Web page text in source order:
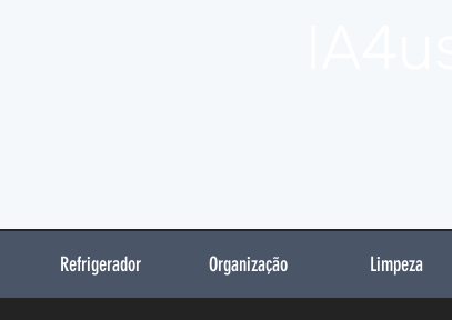
Refrigerador Organização Limpeza